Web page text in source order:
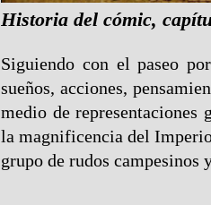
Historia del cómic,
Siguiendo con el paseo
sueños, acciones,
medio de representaciones
la magnificencia del
grupo de rudos